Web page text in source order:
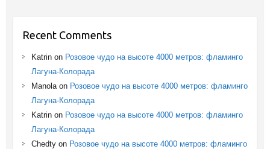
Recent Comments
Katrinon Розовое чудо на высоте 4000 метров: фламинго
Лагуна-Колорада
Manolaon Розовое чудо на высоте 4000 метров: фламинго
Лагуна-Колорада
Katrinon Розовое чудо на высоте 4000 метров: фламинго
Лагуна-Колорада
Chedtyon Розовое чудо на высоте 4000 метров: фламинго